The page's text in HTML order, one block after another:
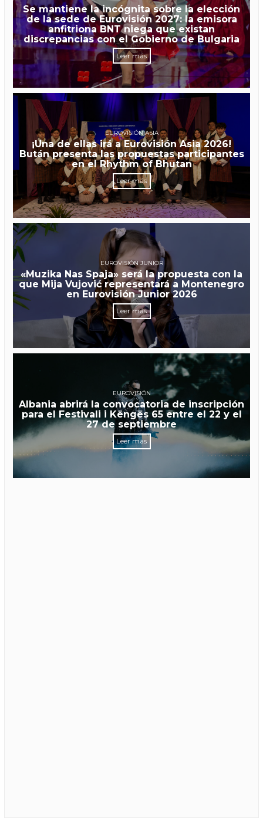
Se mantiene la incógnita sobre la elección
de la sede de Eurovisión 2027: la emisora
anfitriona BNT niega que existan
discrepancias con el Gobierno de Bulgaria
Leer más
EUROVISIÓN ASIA
¡Una de ellas irá a Eurovisión Asia 2026!
Bután presenta las propuestas participantes
en el Rhythm of Bhutan
Leer más
EUROVISIÓN JUNIOR
«Muzika Nas Spaja» será la propuesta con la
que Mija Vujović representará a Montenegro
en Eurovisión Junior 2026
Leer más
EUROVISIÓN
Albania abrirá la convocatoria de inscripción
para el Festivali i Këngës 65 entre el 22 y el
27 de septiembre
Leer más